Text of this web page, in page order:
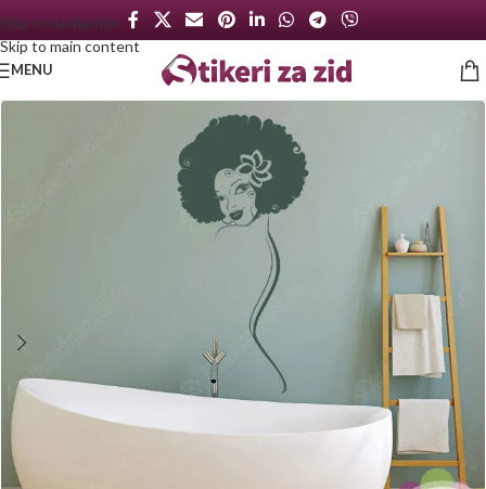
Skip to navigation
Skip to main content
MENU